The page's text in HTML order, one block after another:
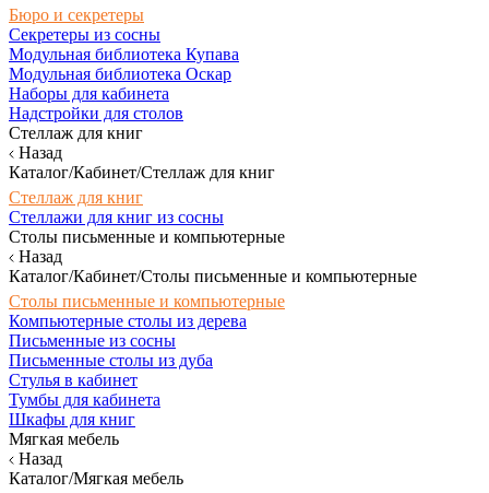
Бюро и секретеры
Секретеры из сосны
Модульная библиотека Купава
Модульная библиотека Оскар
Наборы для кабинета
Надстройки для столов
Стеллаж для книг
Назад
Каталог/Кабинет/Стеллаж для книг
Стеллаж для книг
Стеллажи для книг из сосны
Столы письменные и компьютерные
Назад
Каталог/Кабинет/Столы письменные и компьютерные
Столы письменные и компьютерные
Компьютерные столы из дерева
Письменные из сосны
Письменные столы из дуба
Стулья в кабинет
Тумбы для кабинета
Шкафы для книг
Мягкая мебель
Назад
Каталог/Мягкая мебель